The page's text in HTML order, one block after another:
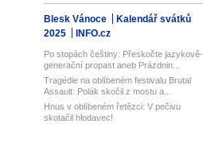
Blesk Vánoce
Kalendář svátků
2025
INFO.cz
Po stopách češtiny: Přeskočte jazykově-
generační propast aneb Prázdnin...
Tragédie na oblíbeném festivalu Brutal
Assault: Polák skočil z mostu a...
Hnus v oblíbeném řetězci: V pečivu
skotačil hlodavec!